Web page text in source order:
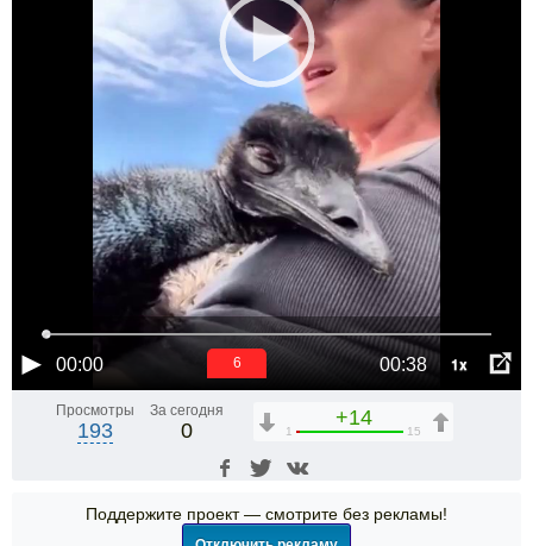
00:00 00:38 1x
6
Просмотры
193
За сегодня
0
+14
1 15
Поддержите проект — смотрите без рекламы!